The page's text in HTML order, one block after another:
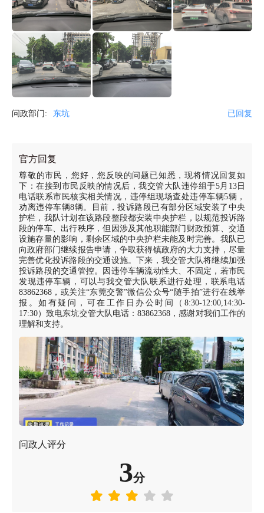
问政部门: 东坑 已回复
官方回复
尊敬的市民，您好，您反映的问题已知悉，现将情况回复如
下：在接到市民反映的情况后，我交管大队违停组于5月13日
电话联系市民核实相关情况，违停组现场查处违停车辆5辆，
劝离违停车辆8辆。目前，投诉路段已有部分区域安装了中央
护栏，我队计划在该路段整段都安装中央护栏，以规范投诉路
段的停车、出行秩序，但因涉及其他职能部门财政预算、交通
设施存量的影响，剩余区域的中央护栏未能及时完善。我队已
向政府部门继续报告申请，争取获得镇政府的大力支持，尽量
完善优化投诉路段的交通设施。下来，我交管大队将继续加强
投诉路段的交通管控。因违停车辆流动性大、不固定，若市民
发现违停车辆，可以与我交管大队联系进行处理，联系电话
83862368，或关注“东莞交警”微信公众号“随手拍”进行在线举
报。如有疑问，可在工作日办公时间（8:30-12:00,14:30-
17:30）致电东坑交管大队电话：83862368，感谢对我们工作的
理解和支持。
问政人评分
3分